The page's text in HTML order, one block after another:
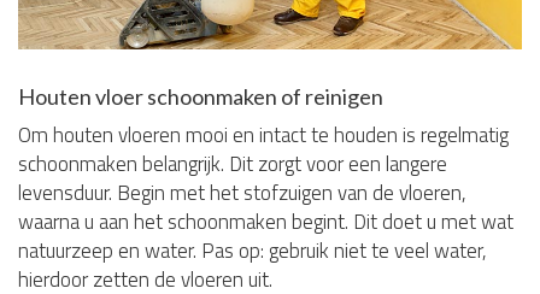
Houten vloer schoonmaken of reinigen
Om houten vloeren mooi en intact te houden is regelmatig
schoonmaken belangrijk. Dit zorgt voor een langere
levensduur. Begin met het stofzuigen van de vloeren,
waarna u aan het schoonmaken begint. Dit doet u met wat
natuurzeep en water. Pas op: gebruik niet te veel water,
hierdoor zetten de vloeren uit.